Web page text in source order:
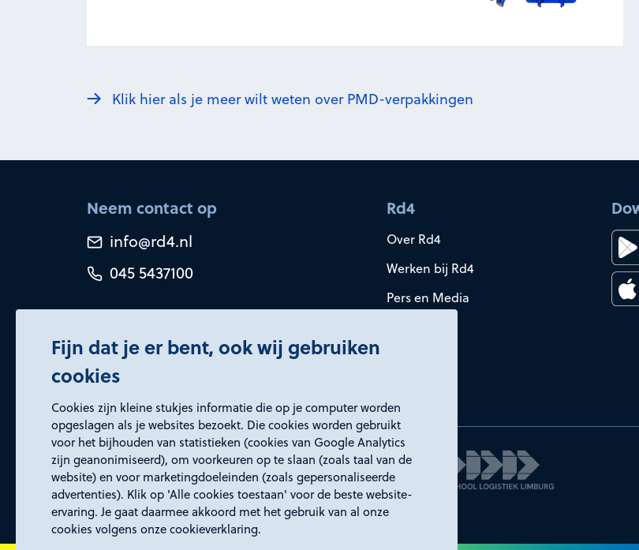
Fijn dat je er bent, ook wij gebruiken
cookies
Cookies zijn kleine stukjes informatie die op je computer worden
opgeslagen als je websites bezoekt. Die cookies worden gebruikt
voor het bijhouden van statistieken (cookies van Google Analytics
zijn geanonimiseerd), om voorkeuren op te slaan (zoals taal van de
website) en voor marketingdoeleinden (zoals gepersonaliseerde
advertenties). Klik op 'Alle cookies toestaan' voor de beste website-
ervaring. Je gaat daarmee akkoord met het gebruik van al onze
cookies volgens onze cookieverklaring.
Klik hier als je meer wilt weten over PMD-verpakkingen
Neem contact op
info@rd4.nl
045 5437100
Rd4
Over Rd4
Werken bij Rd4
Pers en Media
Certificeringen